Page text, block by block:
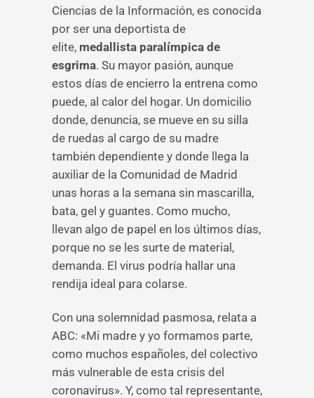
Ciencias de la Información, es conocida
por ser una deportista de
elite, medallista paralímpica de
esgrima. Su mayor pasión, aunque
estos días de encierro la entrena como
puede, al calor del hogar. Un domicilio
donde, denuncia, se mueve en su silla
de ruedas al cargo de su madre
también dependiente y donde llega la
auxiliar de la Comunidad de Madrid
unas horas a la semana sin mascarilla,
bata, gel y guantes. Como mucho,
llevan algo de papel en los últimos días,
porque no se les surte de material,
demanda. El virus podría hallar una
rendija ideal para colarse.
Con una solemnidad pasmosa, relata a
ABC: «Mi madre y yo formamos parte,
como muchos españoles, del colectivo
más vulnerable de esta crisis del
coronavirus». Y, como tal representante,